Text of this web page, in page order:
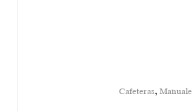
Cafeteras,